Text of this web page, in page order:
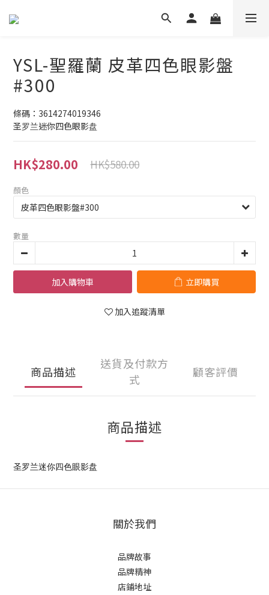
YSL-聖羅蘭 皮革四色眼影盤
#300
條碼：3614274019346
圣罗兰迷你四色眼影盘
HK$280.00 HK$580.00
顏色
數量
加入購物車 立即購買
加入追蹤清單
商品描述
送貨及付款方
式
顧客評價
商品描述
圣罗兰迷你四色眼影盘
關於我們
品牌故事
品牌精神
店鋪地址